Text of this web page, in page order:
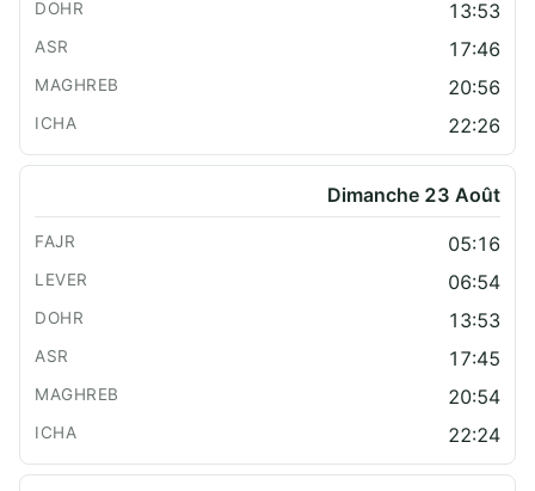
13:53
17:46
20:56
22:26
Dimanche 23 Août
05:16
06:54
13:53
17:45
20:54
22:24